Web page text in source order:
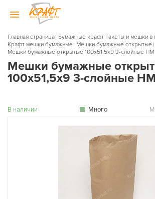
Главная страница Бумажные крафт пакеты и мешки в
Крафт мешки бумажные Мешки бумажные открытые
Мешки бумажные открытые 100х51,5х9 3-слойные НМ
Мешки бумажные
100х51,5х9 3-слойные НМ
В наличии Много